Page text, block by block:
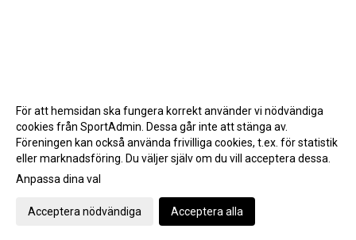
Gå till Webbversion
För att hemsidan ska fungera korrekt använder vi nödvändiga
cookies från SportAdmin. Dessa går inte att stänga av.
Föreningen kan också använda frivilliga cookies, t.ex. för statistik
eller marknadsföring. Du väljer själv om du vill acceptera dessa.
Anpassa dina val
Acceptera nödvändiga Acceptera alla